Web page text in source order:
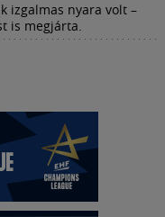
izgalmas nyara volt –
is megjárta.